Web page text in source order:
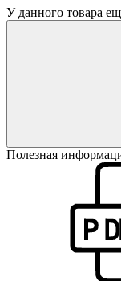
У данного товара
Полезная